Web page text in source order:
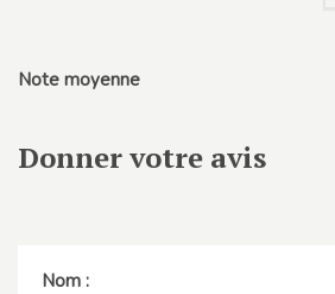
Note moyenne
Donner votre avis
Nom :